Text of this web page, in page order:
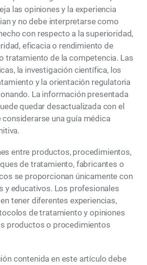
las opiniones y la experiencia
y no debe interpretarse como
con respecto a la superioridad,
eficacia o rendimiento de
tratamiento de la competencia. Las
la investigación científica, los
y la orientación regulatoria
La información presentada
quedar desactualizada con el
una guía médica
entre productos, procedimientos,
de tratamiento, fabricantes o
se proporcionan únicamente con
y educativos. Los profesionales
tener diferentes experiencias,
de tratamiento y opiniones
productos o procedimientos
contenida en este artículo debe